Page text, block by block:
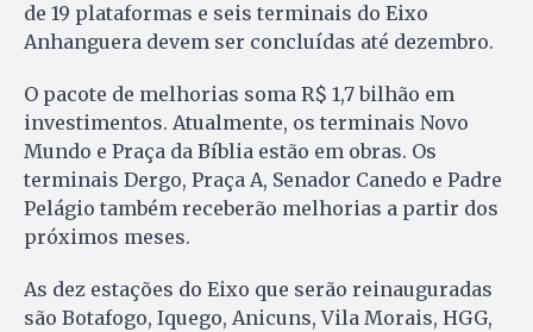
de 19 plataformas e seis terminais do Eixo
Anhanguera devem ser concluídas até dezembro.
O pacote de melhorias soma R$ 1,7 bilhão em
investimentos. Atualmente, os terminais Novo
Mundo e Praça da Bíblia estão em obras. Os
terminais Dergo, Praça A, Senador Canedo e Padre
Pelágio também receberão melhorias a partir dos
próximos meses.
As dez estações do Eixo que serão reinauguradas
são Botafogo, Iquego, Anicuns, Vila Morais, HGG,